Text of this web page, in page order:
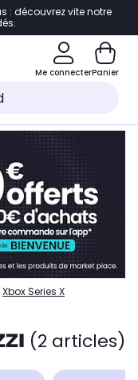
produits
: découvrez vite notre
Me connecterPanier
Xbox Series X
(2 articles)